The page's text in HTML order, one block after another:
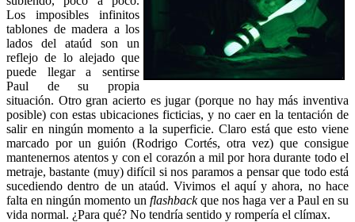
Los imposibles infinitos
tablones de madera a los
lados del ataúd son un
reflejo de lo alejado que
puede llegar a sentirse
Paul de su propia
situación. Otro gran acierto es jugar (porque no hay más inventiva
posible) con estas ubicaciones ficticias, y no caer en la tentación de
salir en ningún momento a la superficie. Claro está que esto viene
marcado por un guión (Rodrigo Cortés, otra vez) que consigue
mantenernos atentos y con el corazón a mil por hora durante todo el
metraje, bastante (muy) difícil si nos paramos a pensar que todo está
sucediendo dentro de un ataúd. Vivimos el aquí y ahora, no hace
falta en ningún momento un flashbackque nos haga ver a Paul en su
vida normal. ¿Para qué? No tendría sentido y rompería el clímax.